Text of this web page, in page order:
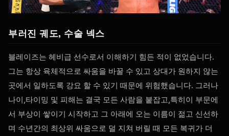
부러진 궤도, 수술 넥스
블레이즈는 헤비급 선수로서 이해하기 힘든 적이 없었습니다.
그는 항상 육체적으로 싸움을 바꿀 수 있고 상대가 원하지 않는
곳에서 일하도록 강요 할 수 있기 때문에 위험했습니다. 그러나
나이,타이밍 및 피해는 결국 모든 사람을 붙잡고,특히이 부문에
서 부상이 쌓이기 시작하고 그 아래에 오는 이름이 젊고 신선하
며 수년간의 최상위 싸움으로 덜 지쳐 버릴 때 모든 복귀가 더